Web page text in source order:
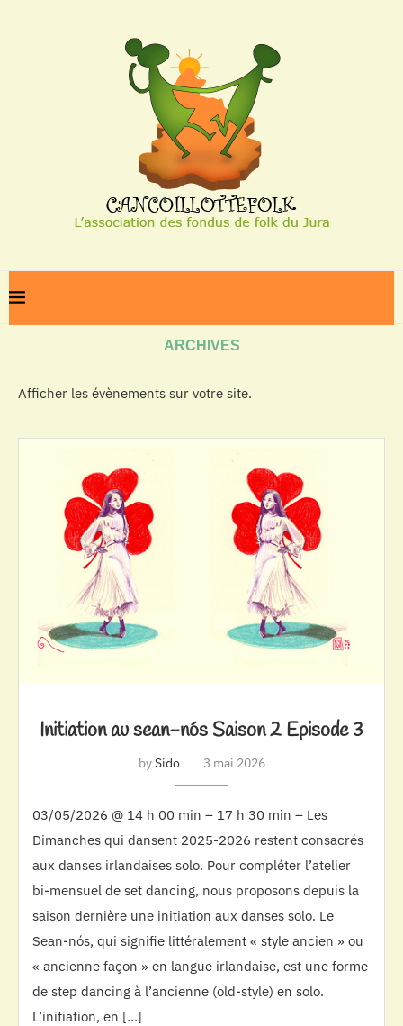
ARCHIVES
Afficher les évènements sur votre site.
Initiation au sean-nós Saison 2 Episode 3
bySido 3 mai 2026
03/05/2026 @ 14 h 00 min – 17 h 30 min – Les
Dimanches qui dansent 2025-2026 restent consacrés
aux danses irlandaises solo. Pour compléter l’atelier
bi-mensuel de set dancing, nous proposons depuis la
saison dernière une initiation aux danses solo. Le
Sean-nós, qui signifie littéralement « style ancien » ou
« ancienne façon » en langue irlandaise, est une forme
de step dancing à l’ancienne (old-style) en solo.
L’initiation, en […]